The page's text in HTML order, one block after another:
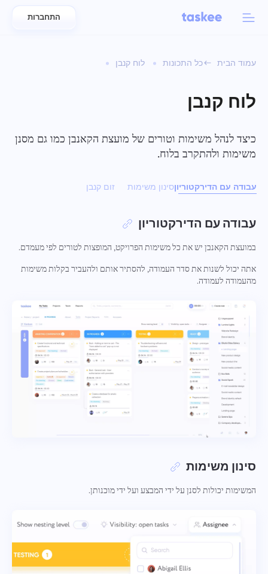
العربية
日本語
Bahasa Indonesia
বাংলা
Deutsch
English
Français
עברית
Português
Русский
Oʻzbek
התחברות
עמוד הבית כל התכונות לוח קנבן
לוח קנבן
כיצד לנהל משימות וטורים של מועצת הקאנבן כמו גם מסנן
משימות ולהתקרב בלוח.
עבודה עם הדירקטוריוןסינון משימות זום קנבן
עבודה עם הדירקטוריון
במועצת הקאנבן יש את כל משימות הפרויקט, המופצות לטורים לפי מעמדם.
אתה יכול לשנות את סדר העמודה, להסתיר אותם ולהעביר בקלות משימות
מהעמודה לעמודה.
סינון משימות
המשימות יכולות לסנן על ידי המבצע ועל ידי מוכנותן.
דווח על שגיאת תרגום
ספק תיאור של הבעיה יחד עם האפשרות הנכונה
שֵׁם
ספציפי, ואל תהסס לצרף כל קבצים רלוונטיים.
ההשתתפות הפעילה שלך עוזרת לנו לשפר את חווית
המשתמש ולהבטיח שירות טוב יותר לכולם.
הצע את התכונה שלך
תכונה
מאפייני Taskee
למד על 7 תכונות מעוררות השראה נוספות
הצג את כל המאפיינים
זמן מעקב
משימות
צור משימה, עבד עליה עם עמיתים וסגור אותה כשהיא מושלמת
דוחות
הפץ משאבים באמצעות דוחות על הזמן שהושקע בכל פרויקט
לוח קנבן
נהל משימות על לוח קנבן, סנן משימות והרחב את הלוח שלך
ניהול פרויקטים
אחד
צור חברה, הזמינו משתמשים והקצו תפקידים כדי לייעל עבודת
לצוותים